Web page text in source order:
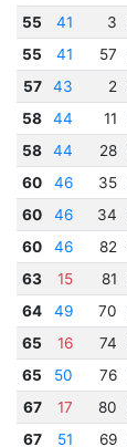
55
41 3
55
41 57
57
43 2
58
44 11
58
44 28
60
46 35
60
46 34
60
46 82
63
15 81
64
49 70
65
16 74
65
50 76
67
17 80
67
51 69